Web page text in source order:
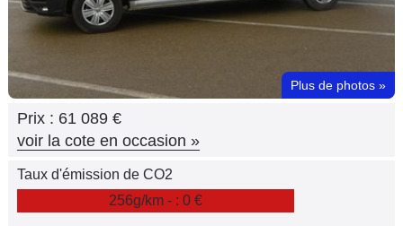
Forum
Moto
Marques
Plus de photos »
Prix : 61 089 €
voir la cote en occasion »
Taux d'émission de CO2
256g/km - : 0 €